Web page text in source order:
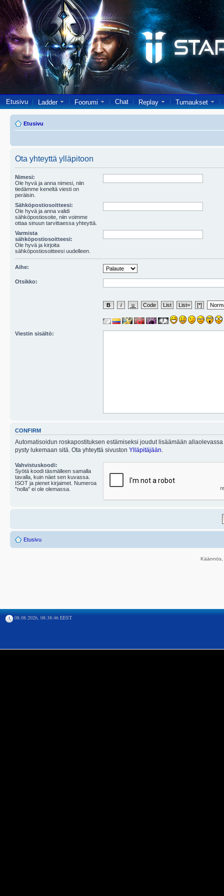
Etusivu Ladder Foorumi Chat Replay Turnaukset
Etusivu
Ota yhteyttä ylläpitoon
Nimesi:
Ole hyvä ja anna nimesi, niin
tiedämme keneltä viesti on
peräisin.
Sähköpostiosoitteesi:
Ole hyvä ja anna validi
sähköpostiosoite, niin voimme
ottaa sinuun tarvittaessa yhteyttä.
Varmista
sähköpostiosoitteesi:
Ole hyvä ja kirjoita
sähköpostiosoitteesi uudelleen.
Aihe:
Otsikko:
Viestin sisältö:
CONFIRM
Automatisoidun roskapostituksen estämiseksi joudut lisäämään
pysty lukemaan sitä. Ota yhteyttä sivuston Ylläpitäjään
Vahvistuskoodi:
Syötä koodi täsmälleen samalla
tavalla, kuin näet sen kuvassa.
ISOT ja pienet kirjaimet. Numeroa
"nolla" ei ole olemassa.
Etusivu
08.08.2026, 08:38:46 EEST